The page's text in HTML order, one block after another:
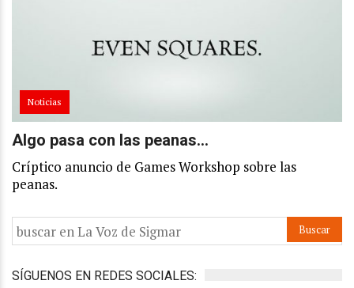
Noticias
Algo pasa con las peanas…
Críptico anuncio de Games Workshop sobre las
peanas.
SÍGUENOS EN REDES SOCIALES: